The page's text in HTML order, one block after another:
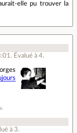
elle pu trouver la
. Évalué à 4.
à 3.